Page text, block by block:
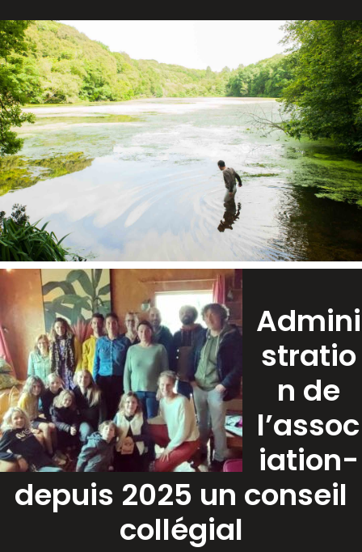
Admini
stratio
n de
l’assoc
iation-
depuis 2025 un conseil
collégial